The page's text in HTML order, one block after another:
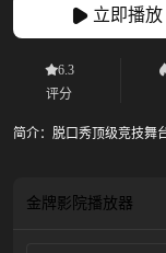
立即播放
6.3
评分
简介： 脱口秀顶级竞技舞
金牌影院播放器